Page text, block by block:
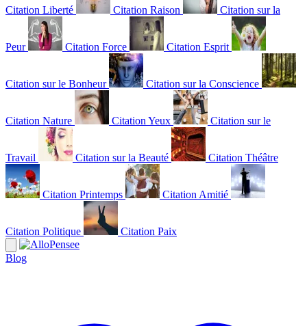
Citation Liberté Citation Raison Citation sur la
Peur Citation Force Citation Esprit
Citation sur le Bonheur Citation sur la Conscience
Citation Nature Citation Yeux Citation sur le
Travail Citation sur la Beauté Citation Théâtre
Citation Printemps Citation Amitié
Citation Politique Citation Paix
Blog